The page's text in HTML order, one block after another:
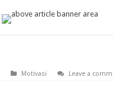
Motivasi Leave a